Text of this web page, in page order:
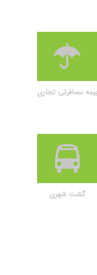
بیمه مسافرتی تجاری
گشت شهری